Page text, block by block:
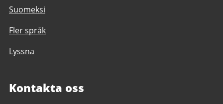
Suomeksi
Fler språk
Lyssna
Kontakta oss